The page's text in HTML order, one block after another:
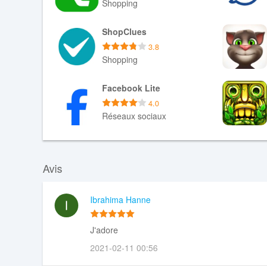
Shopping
Téléchargement XAPK
ShopClues
3.8
Shopping
Téléchargement APK
Facebook Lite
4.0
Réseaux sociaux
Téléchargement APK
Avis
Ibrahima Hanne
J'adore
2021-02-11 00:56